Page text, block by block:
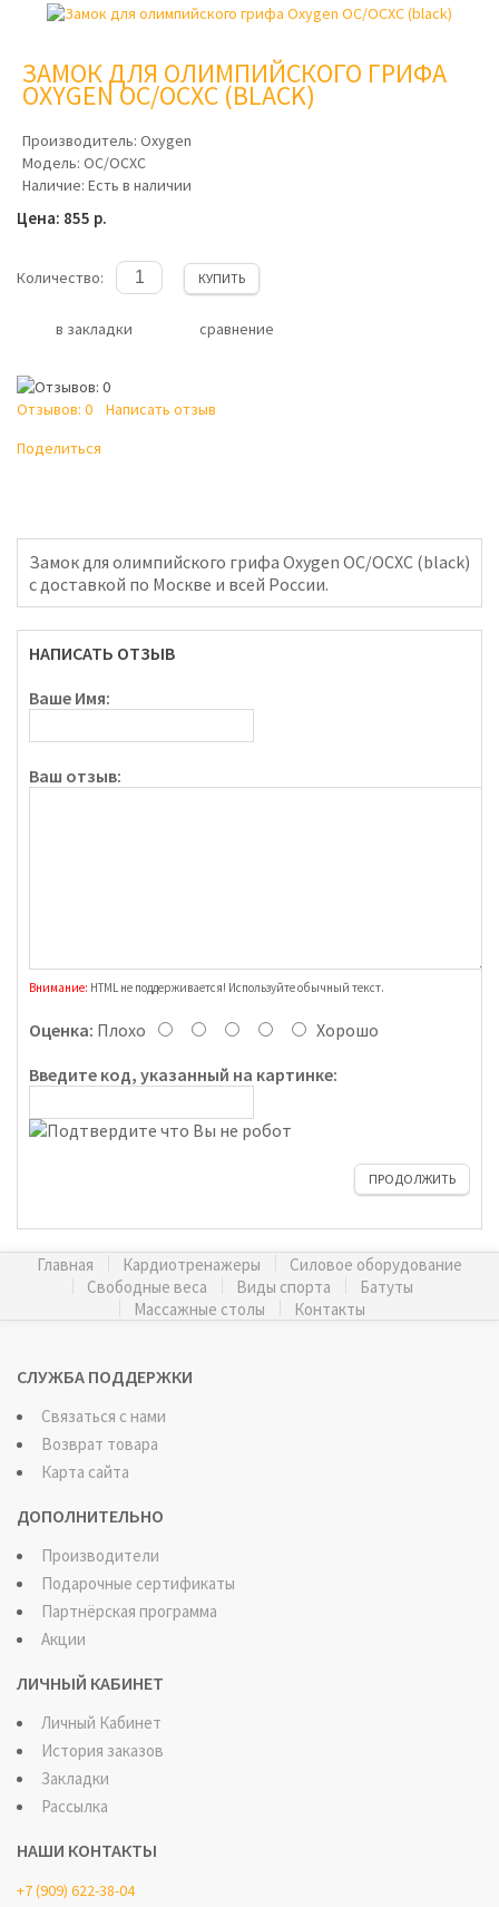
ЗАМОК ДЛЯ ОЛИМПИЙСКОГО ГРИФА
OXYGEN OC/OCXC (BLACK)
Производитель: Oxygen
Модель: OC/OCXC
Наличие: Есть в наличии
Цена: 855 р.
Количество: КУПИТЬ
в закладки сравнение
Отзывов: 0
Написать отзыв
Поделиться
Замок для олимпийского грифа Oxygen OC/OCXC (black)
с доставкой по Москве и всей России.
НАПИСАТЬ ОТЗЫВ
Ваше Имя:
Ваш отзыв:
Внимание: HTML не поддерживается! Используйте обычный текст.
Оценка: Плохо
Хорошо
Введите код, указанный на картинке:
ПРОДОЛЖИТЬ
Главная Кардиотренажеры
Силовое оборудование
Свободные веса
Виды спорта
Батуты
Массажные столы
Контакты
СЛУЖБА ПОДДЕРЖКИ
Связаться с нами
Возврат товара
Карта сайта
ДОПОЛНИТЕЛЬНО
Производители
Подарочные сертификаты
Партнёрская программа
Акции
ЛИЧНЫЙ КАБИНЕТ
Личный Кабинет
История заказов
Закладки
Рассылка
НАШИ КОНТАКТЫ
+7 (909) 622-38-04